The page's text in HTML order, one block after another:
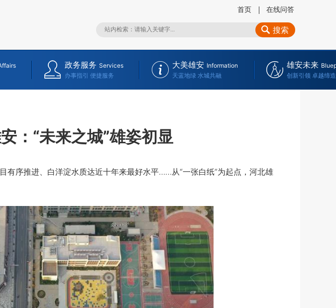
首页 在线问答
搜索
政务服务 Services
办事指引 便捷服务
大美雄安 Information
天蓝地绿 水城共融
雄安未来
创新引领 卓越缔造
：“未来之城”雄姿初显
序推进、白洋淀水质达近十年来最好水平……从“一张白纸”为起点，河北雄